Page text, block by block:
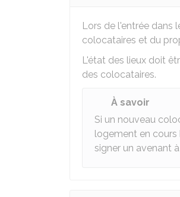
Lors de l'entrée dans
colocataires et du
L'état des lieux doit
des colocataires.
À savoir
Si un nouveau
logement en cours
signer un avenant